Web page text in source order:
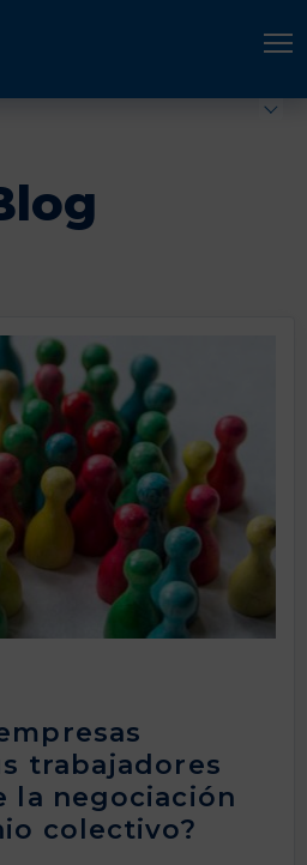
trabajadores
la negociación
colectivo?